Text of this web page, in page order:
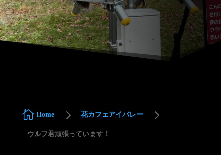
 Home 5 花カフェアイバレー 5
ウルフ君頑張っています！